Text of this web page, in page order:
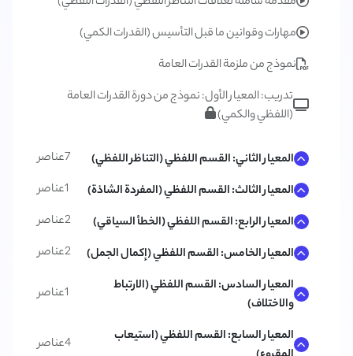
مهارات وقوانين ما قبل التأسيس (القدرات الكمي)
نموذج من ملزمة القدرات العامة
تدريب: المعيار الأول: نموذج من دورة القدرات العامة
(اللفظي والكمي)
المعيار الثاني: القسم اللفظي (التناظر اللفظي) 7عناصر
المعيار الثالث: القسم اللفظي (المفردة الشاذة)
1عناصر
المعيار الرابع: القسم اللفظي (الخطأ السياقي)
2عناصر
المعيار الخامس: القسم اللفظي (إكمال الجمل)
2عناصر
المعيار السادس: القسم اللفظي (الارتباط
والاختلاف)
1عناصر
المعيار السابع: القسم اللفظي (استيعاب
4عناصر